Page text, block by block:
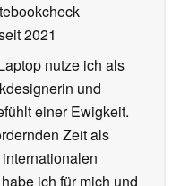
2021
nutze ich als
und
einer Ewigkeit.
Zeit als
ich für mich und